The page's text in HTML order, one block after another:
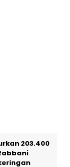
203.400